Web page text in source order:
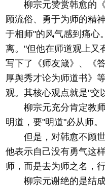
柳宗元赞赏韩愈的《
顾流俗、勇于为师的精
于相师"的风气感到痛心
离。"但他在师道观上又
写下了《师友箴》、《
厚舆秀才论为师道书》
观。其核心观点就是"交
柳宗元充分肯定教师
明道，要"明道"必从师。
但是，对韩愈不顾世
他表示自己没有勇气这
师，而是去为师之名，
柳宗元谢绝的是结成